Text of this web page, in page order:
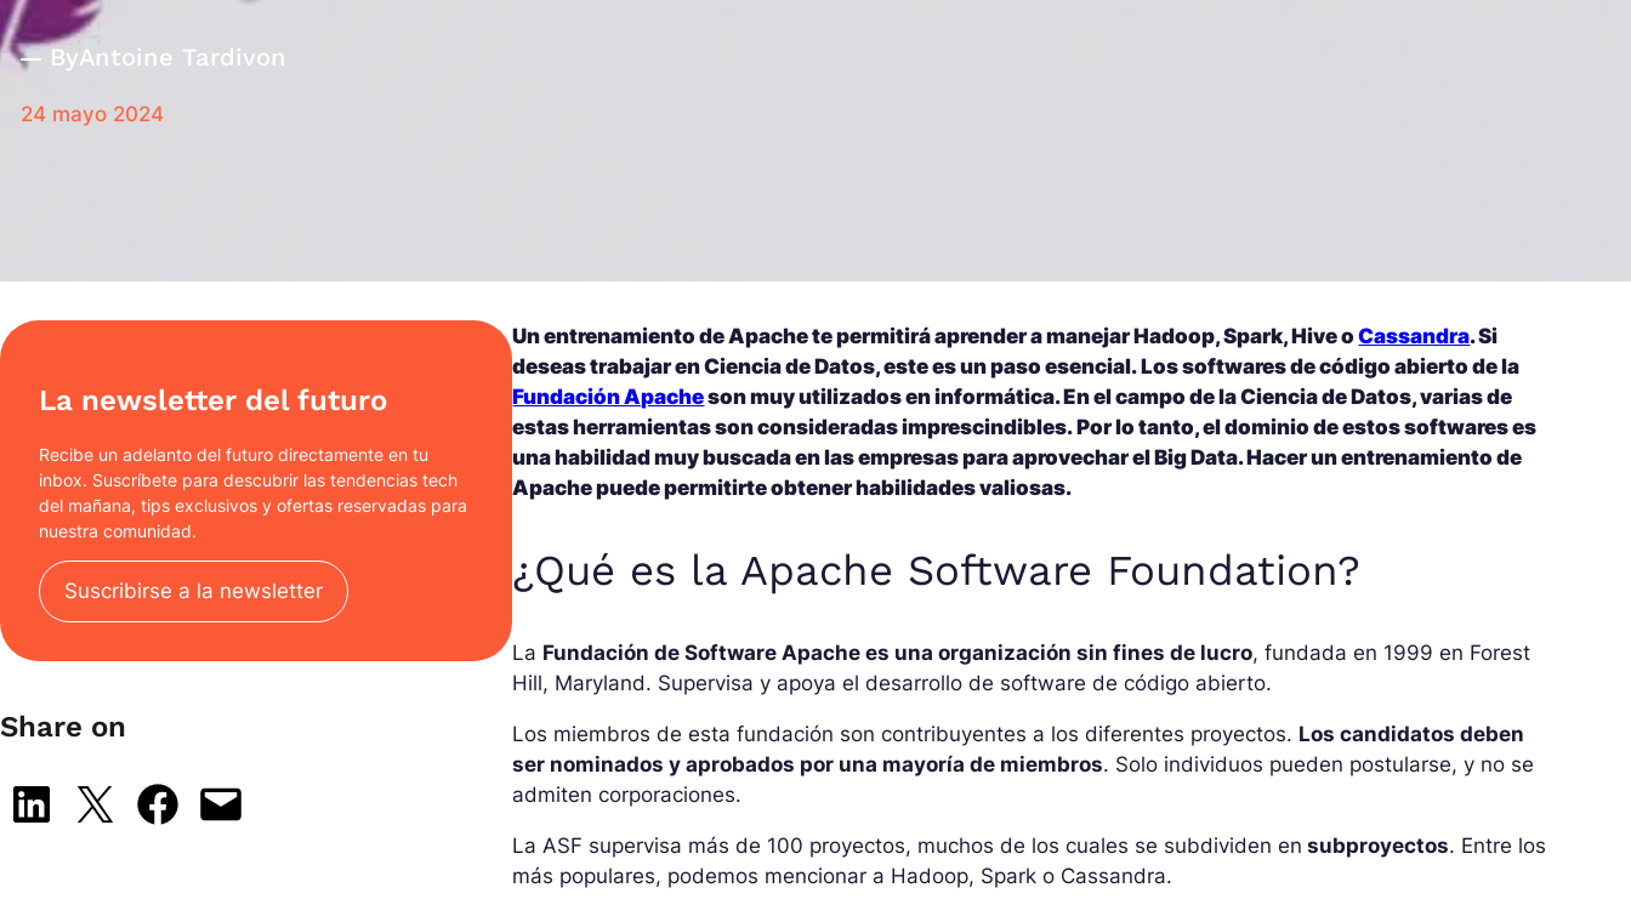
ByAntoine Tardivon
24 mayo 2024
La newsletter del futuro
Recibe un adelanto del futuro directamente en tu
inbox. Suscríbete para descubrir las tendencias tech
del mañana, tips exclusivos y ofertas reservadas para
nuestra comunidad.
Suscribirse a la newsletter
Share on
Share on LinkedIn
Share on X Share on Facebook
Email this Page
Un entrenamiento de Apache te permitirá aprender a manejar Hadoop, Spark, Hive oCassandra. Si
deseas trabajar en Ciencia de Datos, este es un paso esencial.Los softwares de código abierto de la
Fundación Apacheson muy utilizados en informática. En el campo de la Ciencia de Datos, varias de
estas herramientas son consideradas imprescindibles.Por lo tanto, el dominio de estos softwares es
una habilidad muy buscada en las empresas para aprovechar el Big Data. Hacer un entrenamiento de
Apache puede permitirte obtener habilidades valiosas.
¿Qué es la Apache Software Foundation?
La Fundación de Software Apache es una organización sin fines de lucro, fundada en 1999 en Forest
Hill, Maryland. Supervisa y apoya el desarrollo de software de código abierto.
Los miembros de esta fundación son contribuyentes a los diferentes proyectos. Los candidatos deben
ser nominados y aprobados por una mayoría de miembros. Solo individuos pueden postularse, y no se
admiten corporaciones.
La ASF supervisa más de 100 proyectos, muchos de los cuales se subdividen en subproyectos. Entre los
más populares, podemos mencionar a Hadoop, Spark o Cassandra.